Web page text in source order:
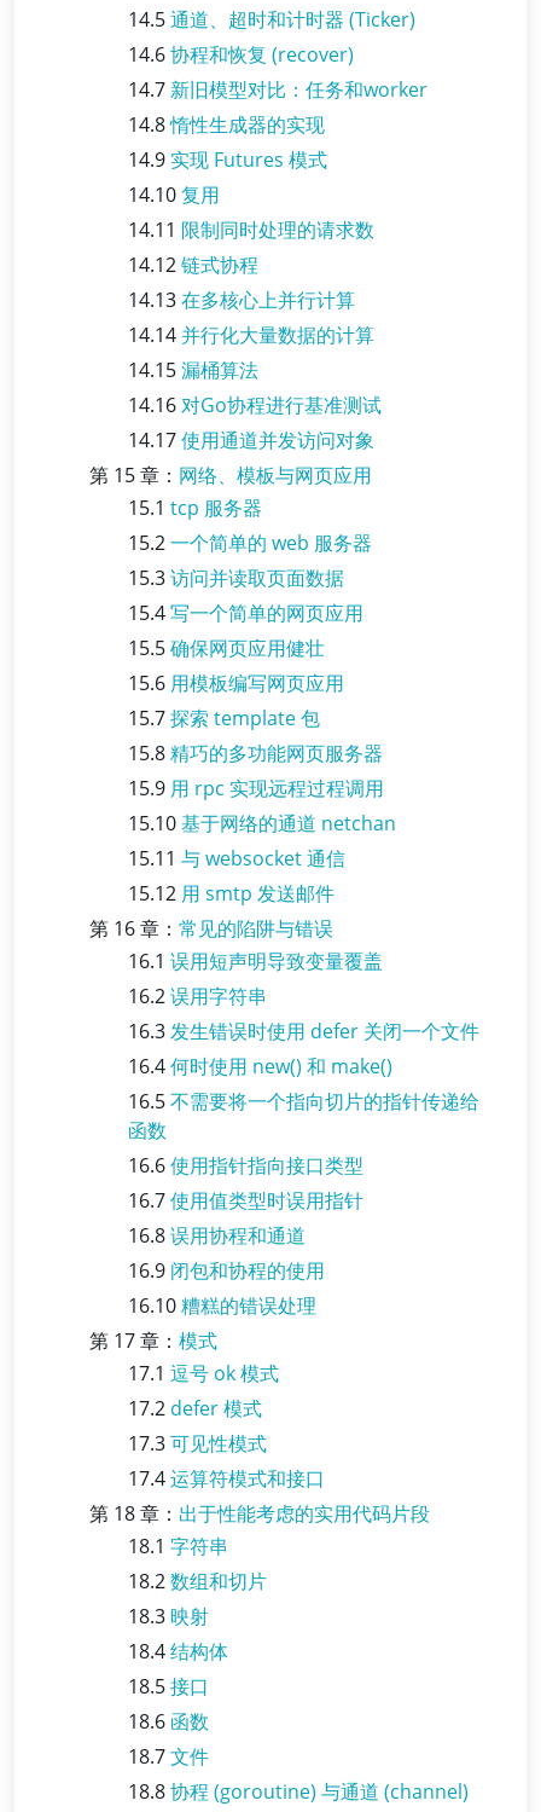
14.5通道、超时和计时器 (Ticker)
14.6协程和恢复 (recover)
14.7 新旧模型对比：任务和worker
14.8惰性生成器的实现
14.9 实现 Futures 模式
14.10复用
14.11 限制同时处理的请求数
14.12链式协程
14.13在多核心上并行计算
14.14并行化大量数据的计算
14.15漏桶算法
14.16对Go协程进行基准测试
14.17使用通道并发访问对象
第 15 章： 网络、模板与网页应用
15.1 tcp 服务器
15.2一个简单的 web 服务器
15.3访问并读取页面数据
15.4写一个简单的网页应用
15.5确保网页应用健壮
15.6 用模板编写网页应用
15.7探索 template 包
15.8精巧的多功能网页服务器
15.9 用 rpc 实现远程过程调用
15.10基于网络的通道 netchan
15.11 与 websocket 通信
15.12 用 smtp 发送邮件
第 16 章： 常见的陷阱与错误
16.1 误用短声明导致变量覆盖
16.2误用字符串
16.3发生错误时使用 defer 关闭一个文件
16.4何时使用 new() 和 make()
16.5不需要将一个指向切片的指针传递给
函数
16.6使用指针指向接口类型
16.7使用值类型时误用指针
16.8误用协程和通道
16.9 闭包和协程的使用
16.10糟糕的错误处理
第 17 章： 模式
17.1 逗号 ok 模式
17.2 defer 模式
17.3可见性模式
17.4运算符模式和接口
第 18 章： 出于性能考虑的实用代码片段
18.1 字符串
18.2数组和切片
18.3映射
18.4结构体
18.5接口
18.6 函数
18.7文件
18.8协程 (goroutine) 与通道 (channel)